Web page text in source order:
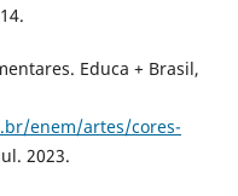
Educa + Brasil,
enem/artes/cores-
2023.